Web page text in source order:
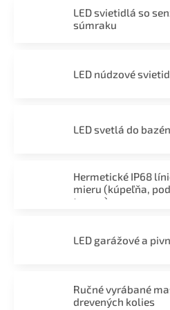
LED svietidlá so
súmraku
LED núdzové
LED svetlá do
Hermetické IP68
mieru (kúpeľňa,
terasa)
LED garážové a
Ručné vyrábané
drevených kolies